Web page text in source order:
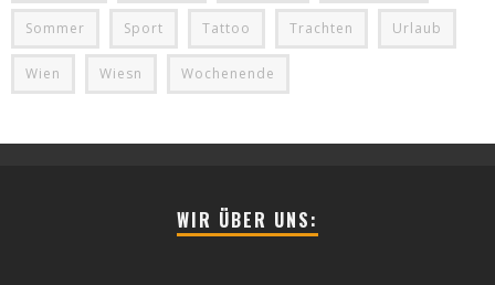
Sommer Sport Tattoo Trachten Urlaub
Wien Wiesn Wochenende
WIR ÜBER UNS: